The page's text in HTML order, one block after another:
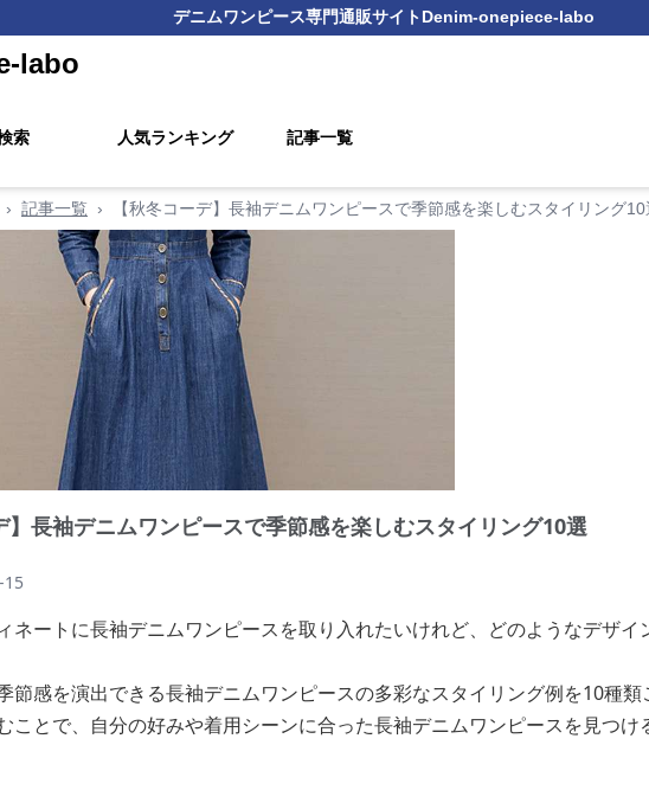
デニムワンピース専門通販サイトDenim-onepiece-labo
labo
索 人気ランキング 記事一覧
› 記事一覧 › 【秋冬コーデ】長袖デニムワンピースで季節感を楽しむスタイリング10
】長袖デニムワンピースで季節感を楽しむスタイリング10選
ネートに長袖デニムワンピースを取り入れたいけれど、どのようなデザイ
節感を演出できる長袖デニムワンピースの多彩なスタイリング例を10種類
ことで、自分の好みや着用シーンに合った長袖デニムワンピースを見つけ